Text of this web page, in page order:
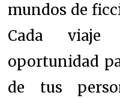
mundos de
Cada
oportunidad
de tus